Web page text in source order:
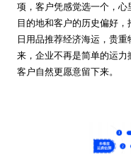
项，客户凭感觉选一个，心
目的地和客户的历史偏好
日用品推荐经济海运，贵
来，企业不再是简单的运力
客户自然更愿意留下来。